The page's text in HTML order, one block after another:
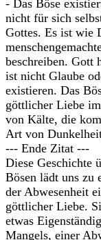
- Das Böse
nicht für sich
Gottes. Es ist wie
beschreiben. Gott
ist nicht Glaube
existieren. Das
göttlicher Liebe
von Kälte, die
Art von
--- Ende Zitat ---
Diese Geschichte
Bösen lädt uns zu
der Abwesenheit
göttlicher Liebe.
etwas
Mangels, einer